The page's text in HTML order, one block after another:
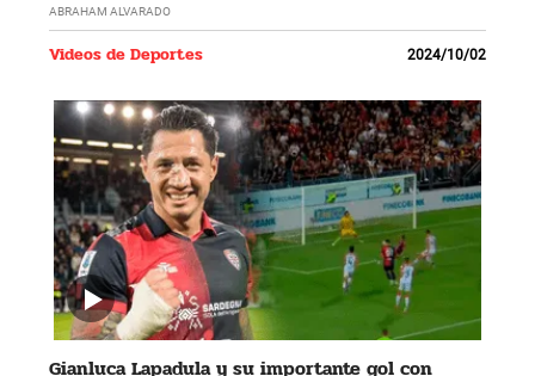
ABRAHAM ALVARADO
Videos de Deportes 2024/10/02
Gianluca Lapadula y su importante gol con